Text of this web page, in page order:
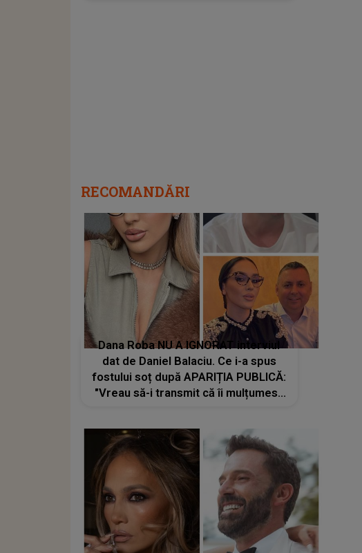
RECOMANDĂRI
Dana Roba NU A IGNORAT interviul
dat de Daniel Balaciu. Ce i-a spus
fostului soț după APARIȚIA PUBLICĂ:
"Vreau să-i transmit că îi mulțumesc